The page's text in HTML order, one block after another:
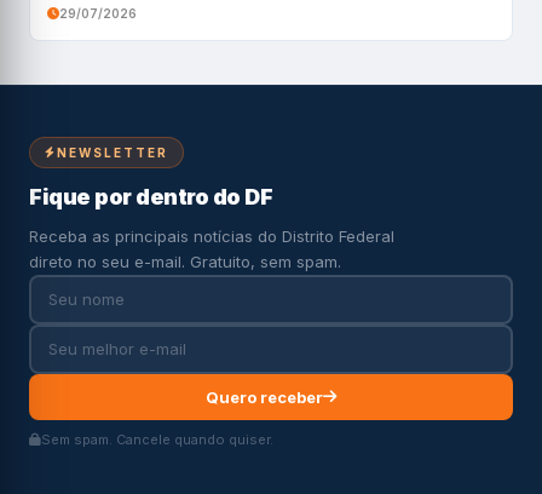
29/07/2026
NEWSLETTER
Fique por dentro do DF
Receba as principais notícias do Distrito Federal
direto no seu e-mail. Gratuito, sem spam.
Quero receber
Sem spam. Cancele quando quiser.